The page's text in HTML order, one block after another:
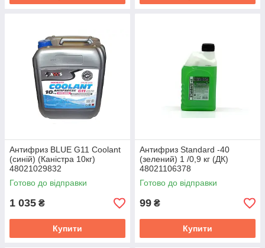
Антифриз BLUE G11 Сoolant
(синій) (Каністра 10кг)
48021029832
Готово до відправки
1 035 ₴
Купити
Антифриз Standard -40
(зелений) 1 /0,9 кг (ДК)
48021106378
Готово до відправки
99 ₴
Купити